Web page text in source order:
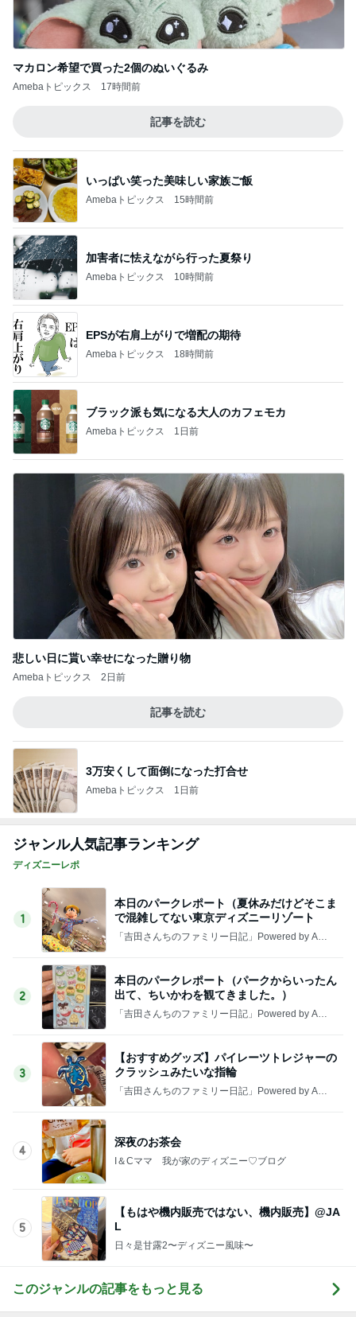
マカロン希望で買った2個のぬいぐるみ
Amebaトピックス 17時間前
記事を読む
いっぱい笑った美味しい家族ご飯
Amebaトピックス 15時間前
加害者に怯えながら行った夏祭り
Amebaトピックス 10時間前
EPSが右肩上がりで増配の期待
Amebaトピックス 18時間前
ブラック派も気になる大人のカフェモカ
Amebaトピックス 1日前
悲しい日に貰い幸せになった贈り物
Amebaトピックス 2日前
記事を読む
3万安くして面倒になった打合せ
Amebaトピックス 1日前
ジャンル人気記事ランキング
ディズニーレポ
1
本日のパークレポート（夏休みだけどそこま
で混雑してない東京ディズニーリゾート
「吉田さんちのファミリー日記」Powered by Ame
2
本日のパークレポート（パークからいったん
出て、ちいかわを観てきました。）
「吉田さんちのファミリー日記」Powered by Ame
3
【おすすめグッズ】パイレーツトレジャーの
クラッシュみたいな指輪
「吉田さんちのファミリー日記」Powered by Ame
4
深夜のお茶会
I＆Cママ 我が家のディズニー♡ブログ
5
【もはや機内販売ではない、機内販売】@JA
L
日々是甘露2〜ディズニー風味〜
このジャンルの記事をもっと見る